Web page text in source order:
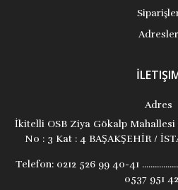
Adresler
Adres
İkitelli OSB Ziya Gökalp Mahallesi
No : 3 Kat : 4 BAŞAKŞEHİR /
Telefon:0212 526 99 40-41
0537 951